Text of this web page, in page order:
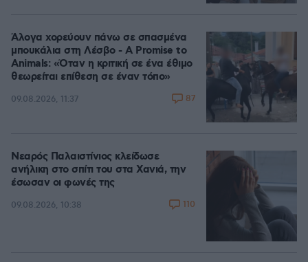
Άλογα χορεύουν πάνω σε σπασμένα
μπουκάλια στη Λέσβο - A Promise to
Animals: «Όταν η κριτική σε ένα έθιμο
θεωρείται επίθεση σε έναν τόπο»
09.08.2026, 11:37 87
Νεαρός Παλαιστίνιος κλείδωσε
ανήλικη στο σπίτι του στα Χανιά, την
έσωσαν οι φωνές της
09.08.2026, 10:38 110